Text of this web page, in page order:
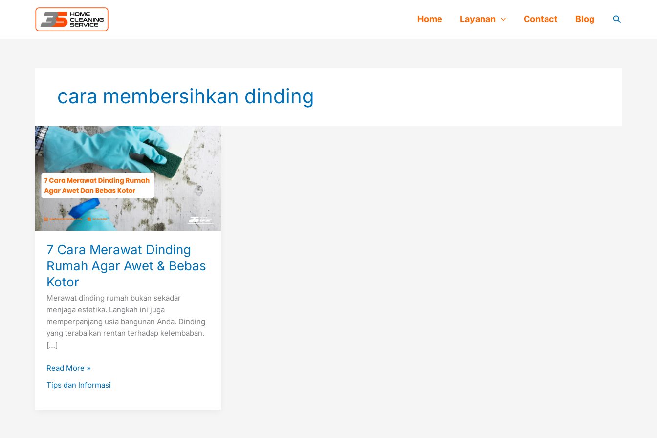
Home Layanan Contact Blog Cari
cara membersihkan dinding
7 Cara Merawat Dinding
Rumah Agar Awet & Bebas
Kotor
Merawat dinding rumah bukan sekadar
menjaga estetika. Langkah ini juga
memperpanjang usia bangunan Anda. Dinding
yang terabaikan rentan terhadap kelembaban.
[…]
7
Cara
Merawat
Dinding
Rumah
Agar
Awet
Bebas
Read More »
Tips dan Informasi